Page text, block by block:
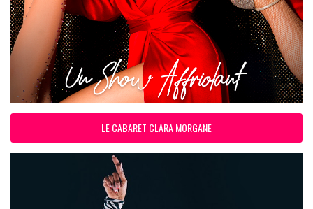
LE CABARET CLARA MORGANE